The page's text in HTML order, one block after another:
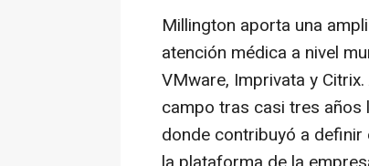
Millington aporta una
atención médica a nivel
VMware, Imprivata y
campo tras casi tres años
donde contribuyó a